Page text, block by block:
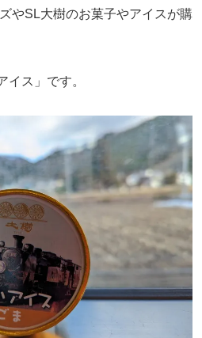
やSL大樹のお菓子やアイスが購
イス」です。